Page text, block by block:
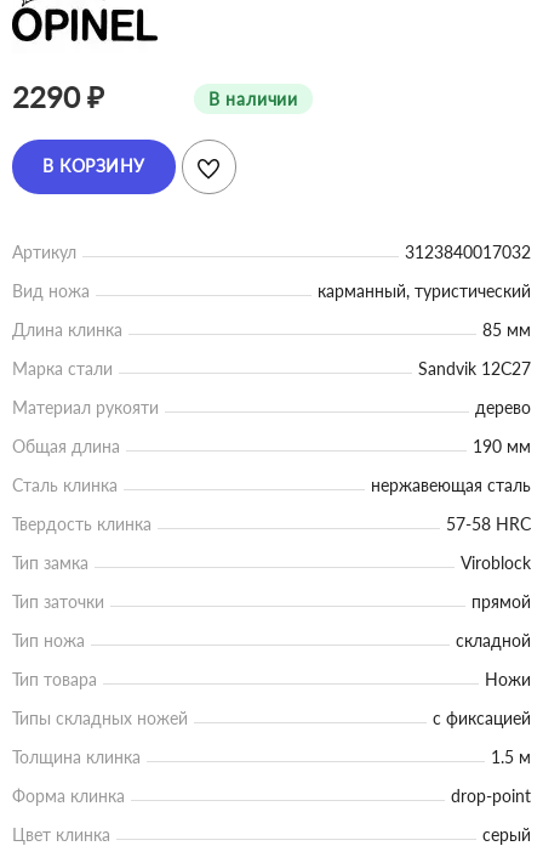
2290 ₽ В наличии
В КОРЗИНУ
Артикул
3123840017032
Вид ножа
карманный, туристический
Длина клинка
85 мм
Марка стали
Sandvik 12C27
Материал рукояти
дерево
Общая длина
190 мм
Сталь клинка
нержавеющая сталь
Твердость клинка
57-58 HRC
Тип замка
Viroblock
Тип заточки
прямой
Тип ножа
складной
Тип товара
Ножи
Типы складных ножей
с фиксацией
Толщина клинка
1.5 м
Форма клинка
drop-point
Цвет клинка
серый